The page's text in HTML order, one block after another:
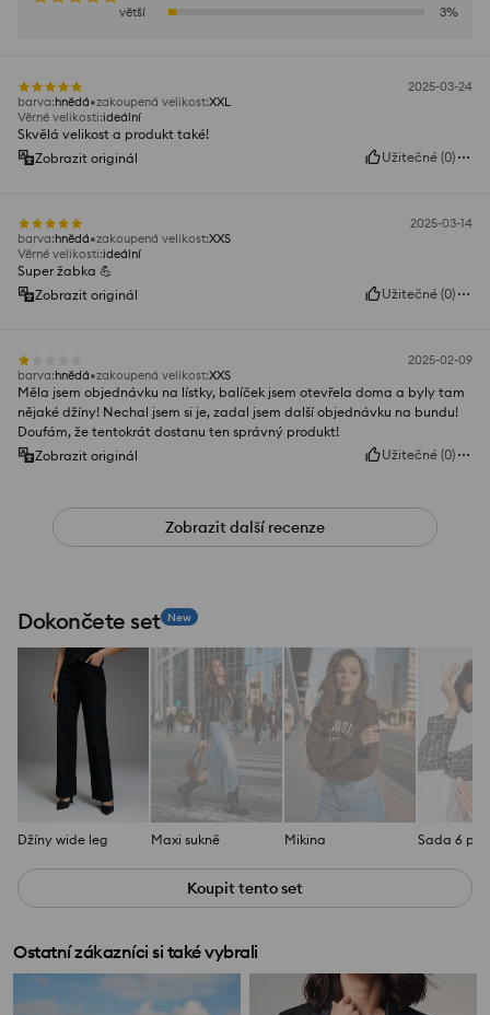
větší
3%
2025-03-24
barva:hnědá zakoupená velikost:XXL
Věrné velikosti:ideální
Skvělá velikost a produkt také!
Zobrazit originál
Užitečné (0)
2025-03-14
barva:hnědá zakoupená velikost:XXS
Věrné velikosti:ideální
Super žabka 💪
Zobrazit originál
Užitečné (0)
2025-02-09
barva:hnědá zakoupená velikost:XXS
Měla jsem objednávku na lístky, balíček jsem otevřela doma a byly tam
nějaké džíny! Nechal jsem si je, zadal jsem další objednávku na bundu!
Doufám, že tentokrát dostanu ten správný produkt!
Zobrazit originál
Užitečné (0)
Zobrazit další recenze
Dokončete set New
Džíny wide leg Maxi sukně Mikina
Koupit tento set
Ostatní zákazníci si také vybrali